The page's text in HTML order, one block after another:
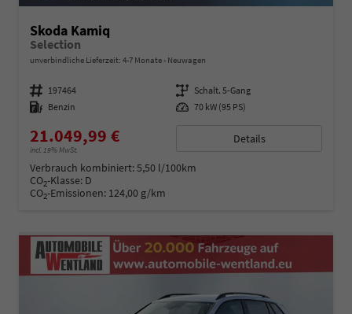
Skoda Kamiq
Selection
unverbindliche Lieferzeit: 4-7 Monate Neuwagen
Fahrzeugnummer 197464 Getriebe Schalt. 5-Gang
Kraftstoff Benzin Leistung 70 kW (95 PS)
21.049,99 €
incl. 19% MwSt.
Details
Verbrauch kombiniert:5,50 l/100km
CO2-Klasse: D
CO2-Emissionen: 124,00 g/km